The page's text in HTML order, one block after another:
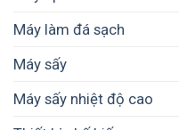
Máy làm đá sạch
Máy sấy
Máy sấy nhiệt độ cao